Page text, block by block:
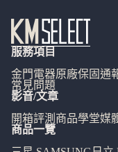
服務項目
金門電器原廠保固通
常見問題
影音/文章
開箱評測 商品學堂媒
商品一覽